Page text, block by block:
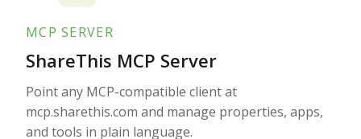
MCP SERVER
ShareThis MCP Server
Point any MCP-compatible client at
mcp.sharethis.com and manage properties, apps,
and tools in plain language.